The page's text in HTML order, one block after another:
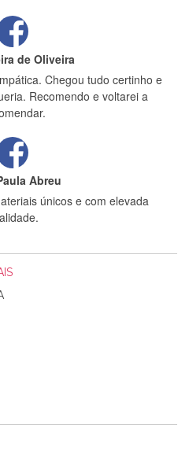
de Oliveira
Chegou tudo certinho e
Recomendo e voltarei a
Abreu
únicos e com elevada
pois os produtos vieram muito
plenamente satisfeita com os
à bolsa, tem um tecido
bonitas e a execução está
voltar a comprar na vossa
a um preço muito justo. A